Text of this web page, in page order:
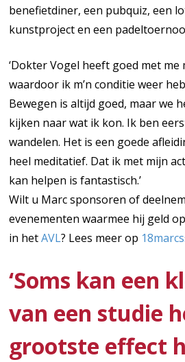
benefietdiner, een pubquiz, een
kunstproject en een
‘Dokter Vogel heeft goed met me
waardoor ik m’n conditie weer
Bewegen is altijd goed, maar we
kijken naar wat ik kon. Ik ben
wandelen. Het is een goede
heel meditatief. Dat ik met mijn
kan helpen is fantastisch.’
Wilt u Marc sponsoren of
evenementen waarmee hij geld
in hetAVL? Lees meer op
‘Soms kan een
van een studie
grootste effect